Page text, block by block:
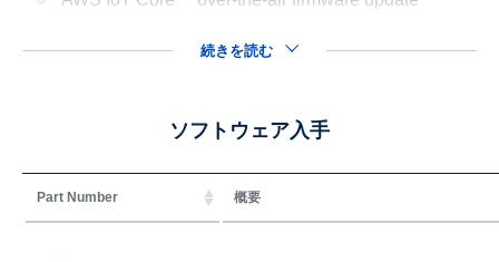
続きを読む
ソフトウェア入手
Part Number 概要